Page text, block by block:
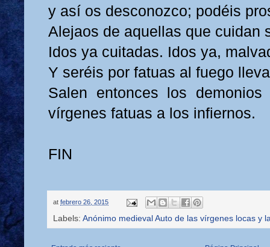
y así os desconozco; podéis
Alejaos de aquellas que cuidan
Idos ya cuitadas. Idos ya,
Y seréis por fatuas al fuego
Salen entonces los
vírgenes fatuas a los infiernos.
FIN
at febrero 26, 2015
Labels: Anónimo medieval Auto de las vírgenes locas y